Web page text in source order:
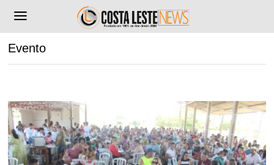
Evento